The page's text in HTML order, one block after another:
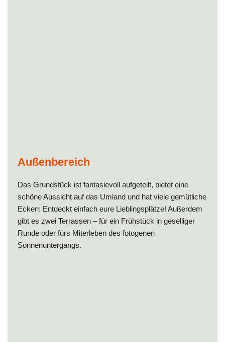
Außenbereich
Das Grundstück ist fantasievoll aufgeteilt, bietet eine
schöne Aussicht auf das Umland und hat viele gemütliche
Ecken: Entdeckt einfach eure Lieblingsplätze! Außerdem
gibt es zwei Terrassen – für ein Frühstück in geselliger
Runde oder fürs Miterleben des fotogenen
Sonnenuntergangs.